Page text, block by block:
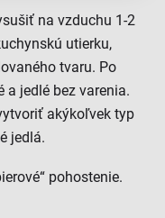
na vzduchu 1-2
utierku,
tvaru. Po
a jedlé bez varenia.
akýkoľvek typ
jedlá.
pohostenie.